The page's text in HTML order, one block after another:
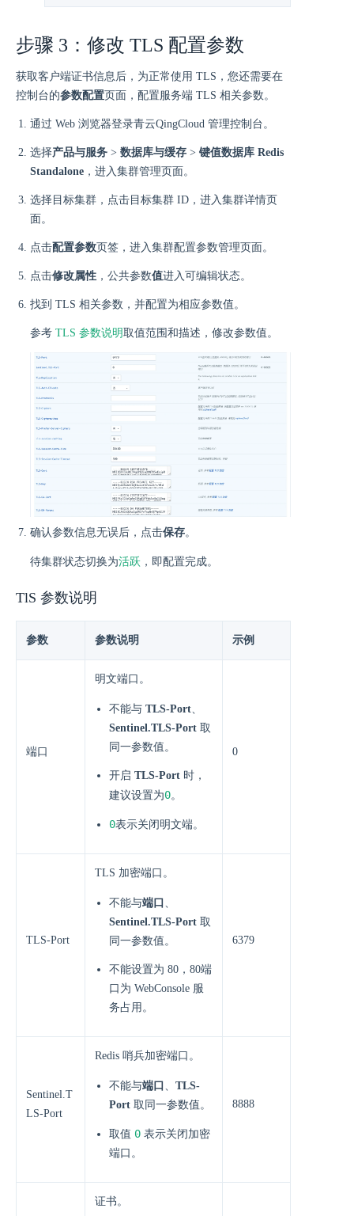
步骤 3：修改 TLS 配置参数
获取客户端证书信息后，为正常使用 TLS，您还需要在
控制台的参数配置页面，配置服务端 TLS 相关参数。
通过 Web 浏览器登录青云QingCloud 管理控制台。
选择产品与服务 > 数据库与缓存 > 键值数据库 Redis
Standalone ，进入集群管理页面。
选择目标集群，点击目标集群 ID，进入集群详情页
面。
点击配置参数页签，进入集群配置参数管理页面。
点击修改属性 ，公共参数值进入可编辑状态。
找到 TLS 相关参数，并配置为相应参数值。
参考 TLS 参数说明取值范围和描述，修改参数值。
确认参数信息无误后，点击保存。
待集群状态切换为活跃 ，即配置完成。
TlS 参数说明
参数 参数说明 示例
端口
明文端口。
不能与 TLS-Port
Sentinel.TLS-Port 取
同一参数值。
开启 TLS-Port 时，
建议设置为0。
0表示关闭明文端。
0
TLS-Port
TLS 加密端口。
不能与端口
Sentinel.TLS-Port 取
同一参数值。
不能设置为 80，80端
口为 WebConsole 服
务占用。
6379
Sentinel.T
LS-Port
Redis 哨兵加密端口。
不能与端口
TLS-
Port 取同一参数值。
取值 0 表示关闭加密
端口。
8888
证书。